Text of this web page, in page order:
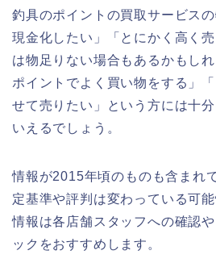
釣具のポイントの買取サービス
現金化したい」「とにかく高く
は物足りない場合もあるかもし
ポイントでよく買い物をする」
せて売りたい」という方には十
いえるでしょう。
情報が2015年頃のものも含まれ
定基準や評判は変わっている可
情報は各店舗スタッフへの確認
ックをおすすめします。